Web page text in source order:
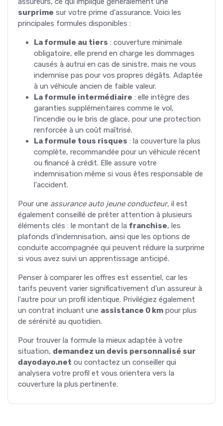
surprime sur votre prime d'assurance. Voici les
principales formules disponibles :
La formule au tiers : couverture minimale
obligatoire, elle prend en charge les dommages
causés à autrui en cas de sinistre, mais ne vous
indemnise pas pour vos propres dégâts. Adaptée
à un véhicule ancien de faible valeur.
La formule intermédiaire : elle intègre des
garanties supplémentaires comme le vol,
l'incendie ou le bris de glace, pour une protection
renforcée à un coût maîtrisé.
La formule tous risques : la couverture la plus
complète, recommandée pour un véhicule récent
ou financé à crédit. Elle assure votre
indemnisation même si vous êtes responsable de
l'accident.
Pour une assurance auto jeune conducteur, il est
également conseillé de prêter attention à plusieurs
éléments clés : le montant de la franchise, les
plafonds d'indemnisation, ainsi que les options de
conduite accompagnée qui peuvent réduire la surprime
si vous avez suivi un apprentissage anticipé.
Penser à comparer les offres est essentiel, car les
tarifs peuvent varier significativement d'un assureur à
l'autre pour un profil identique. Privilégiez également
un contrat incluant une assistance 0 km pour plus
de sérénité au quotidien.
Pour trouver la formule la mieux adaptée à votre
situation, demandez un devis personnalisé sur
dayodayo.net ou contactez un conseiller qui
analysera votre profil et vous orientera vers la
couverture la plus pertinente.